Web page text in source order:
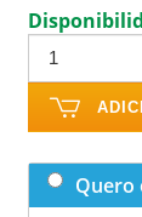
Quero